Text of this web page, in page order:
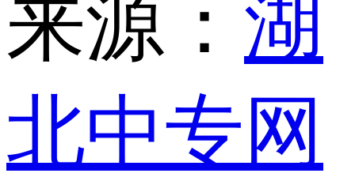
来源： 湖
北中专网